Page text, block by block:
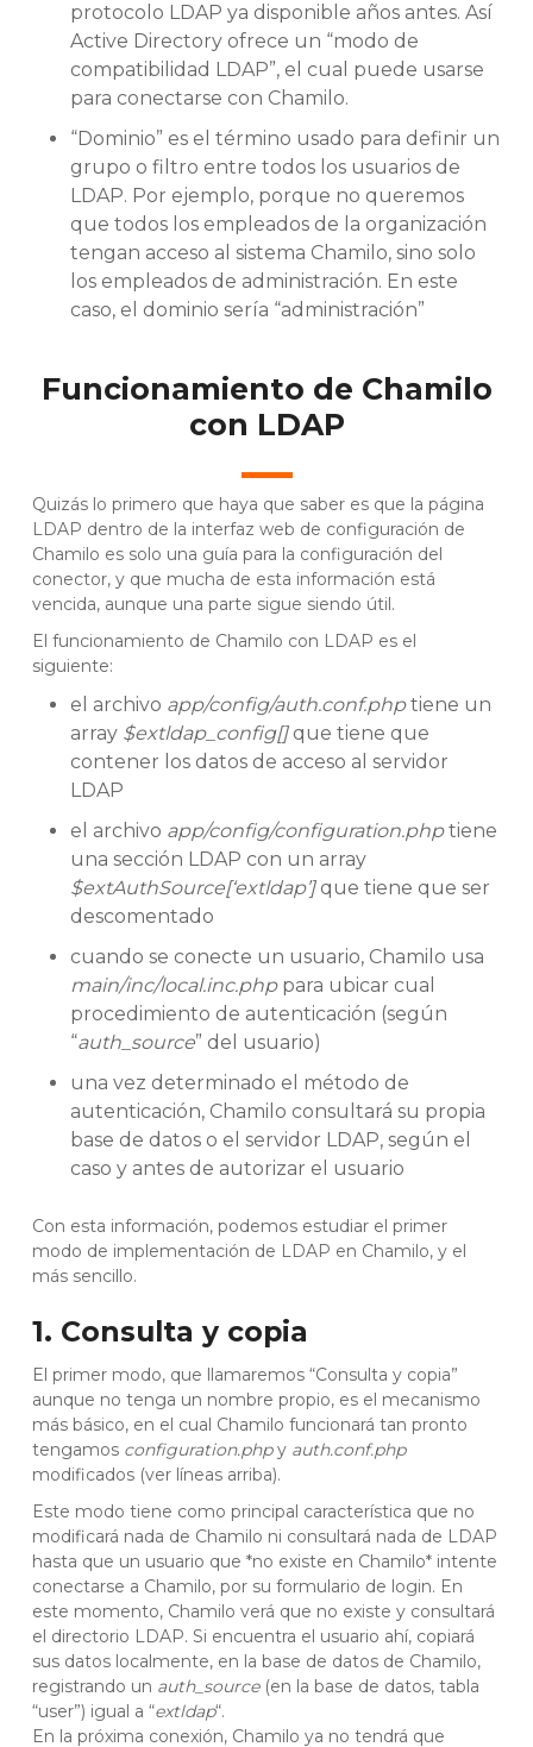
protocolo LDAP ya disponible años antes. Así
Active Directory ofrece un “modo de
compatibilidad LDAP”, el cual puede usarse
para conectarse con Chamilo.
“Dominio” es el término usado para definir un
grupo o filtro entre todos los usuarios de
LDAP. Por ejemplo, porque no queremos
que todos los empleados de la organización
tengan acceso al sistema Chamilo, sino solo
los empleados de administración. En este
caso, el dominio sería “administración”
Funcionamiento de Chamilo
con LDAP
Quizás lo primero que haya que saber es que la página
LDAP dentro de la interfaz web de configuración de
Chamilo es solo una guía para la configuración del
conector, y que mucha de esta información está
vencida, aunque una parte sigue siendo útil.
El funcionamiento de Chamilo con LDAP es el
siguiente:
el archivo app/config/auth.conf.phptiene un
array $extldap_config[]que tiene que
contener los datos de acceso al servidor
LDAP
el archivo app/config/configuration.phptiene
una sección LDAP con un array
$extAuthSource[‘extldap’]que tiene que ser
descomentado
cuando se conecte un usuario, Chamilo usa
main/inc/local.inc.phppara ubicar cual
procedimiento de autenticación (según
“auth_source” del usuario)
una vez determinado el método de
autenticación, Chamilo consultará su propia
base de datos o el servidor LDAP, según el
caso y antes de autorizar el usuario
Con esta información, podemos estudiar el primer
modo de implementación de LDAP en Chamilo, y el
más sencillo.
1. Consulta y copia
El primer modo, que llamaremos “Consulta y copia”
aunque no tenga un nombre propio, es el mecanismo
más básico, en el cual Chamilo funcionará tan pronto
tengamos configuration.phpy auth.conf.php
modificados (ver líneas arriba).
Este modo tiene como principal característica que no
modificará nada de Chamilo ni consultará nada de LDAP
hasta que un usuario que *no existe en Chamilo* intente
conectarse a Chamilo, por su formulario de login. En
este momento, Chamilo verá que no existe y consultará
el directorio LDAP. Si encuentra el usuario ahí, copiará
sus datos localmente, en la base de datos de Chamilo,
registrando un auth_source(en la base de datos, tabla
“user”) igual a “extldap“.
En la próxima conexión, Chamilo ya no tendrá que